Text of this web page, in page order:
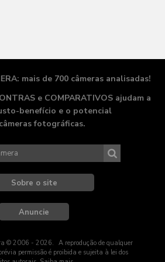
mais de 700 câmeras analisadas!
e COMPARATIVOS ajudam a
benefício e o potencial
fotográficas.
Sobre o site
Anuncie
© 2006 - 2026. Areprodução de qualquer
permissão é proibida e sujeita à lei dos